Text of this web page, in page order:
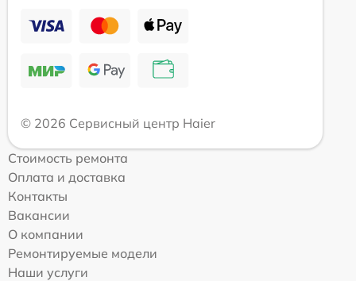
© 2026 Сервисный центр Haier
Стоимость ремонта
Оплата и доставка
Контакты
Вакансии
О компании
Ремонтируемые модели
Наши услуги